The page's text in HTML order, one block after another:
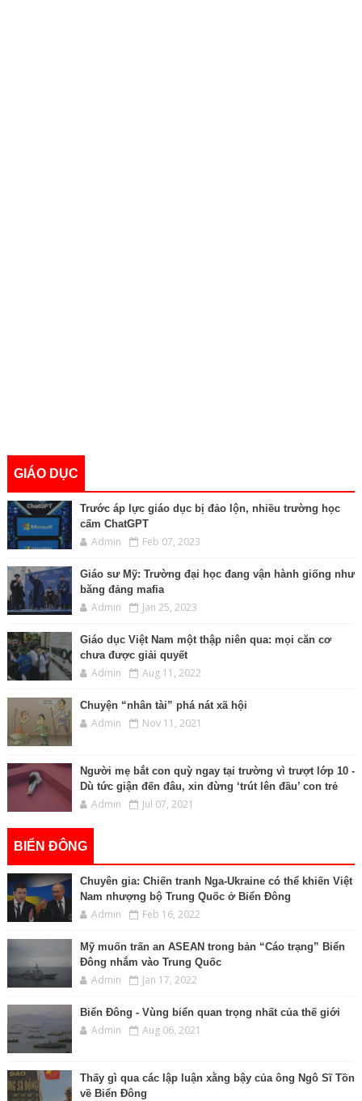
GIÁO DỤC
Trước áp lực giáo dục bị đảo lộn, nhiều trường học
cấm ChatGPT
Admin Feb 07, 2023
Giáo sư Mỹ: Trường đại học đang vận hành giống như
băng đảng mafia
Admin Jan 25, 2023
Giáo dục Việt Nam một thập niên qua: mọi căn cơ
chưa được giải quyết
Admin Aug 11, 2022
Chuyện “nhân tài” phá nát xã hội
Admin Nov 11, 2021
Người mẹ bắt con quỳ ngay tại trường vì trượt lớp 10 -
Dù tức giận đến đâu, xin đừng ‘trút lên đầu’ con trẻ
Admin Jul 07, 2021
BIỂN ĐÔNG
Chuyên gia: Chiến tranh Nga-Ukraine có thể khiến Việt
Nam nhượng bộ Trung Quốc ở Biển Đông
Admin Feb 16, 2022
Mỹ muốn trấn an ASEAN trong bản “Cáo trạng” Biển
Đông nhắm vào Trung Quốc
Admin Jan 17, 2022
Biển Đông - Vùng biển quan trọng nhất của thế giới
Admin Aug 06, 2021
Thấy gì qua các lập luận xằng bậy của ông Ngô Sĩ Tồn
về Biển Đông